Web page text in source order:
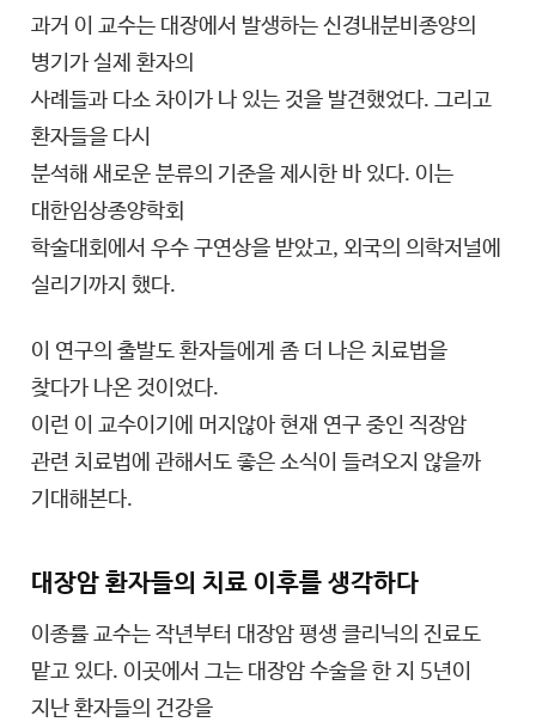
과거 이 교수는 대장에서 발생하는 신경내분비종양의
병기가 실제 환자의
사례들과 다소 차이가 나 있는 것을 발견했었다. 그리고
환자들을 다시
분석해 새로운 분류의 기준을 제시한 바 있다. 이는
대한임상종양학회
학술대회에서 우수 구연상을 받았고, 외국의 의학저널에
실리기까지 했다.
이 연구의 출발도 환자들에게 좀 더 나은 치료법을
찾다가 나온 것이었다.
이런 이 교수이기에 머지않아 현재 연구 중인 직장암
관련 치료법에 관해서도 좋은 소식이 들려오지 않을까
기대해본다.
대장암 환자들의 치료 이후를 생각하다
이종률 교수는 작년부터 대장암 평생 클리닉의 진료도
맡고 있다. 이곳에서 그는 대장암 수술을 한 지 5년이
지난 환자들의 건강을